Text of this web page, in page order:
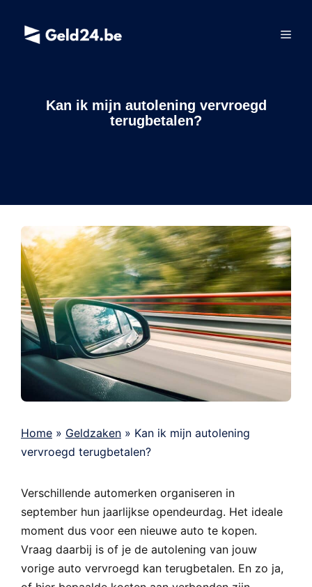
Kan ik mijn autolening vervroegd
terugbetalen?
Home » Geldzaken » Kan ik mijn autolening
vervroegd terugbetalen?
Verschillende automerken organiseren in
september hun jaarlijkse opendeurdag. Het ideale
moment dus voor een nieuwe auto te kopen.
Vraag daarbij is of je de autolening van jouw
vorige auto vervroegd kan terugbetalen. En zo ja,